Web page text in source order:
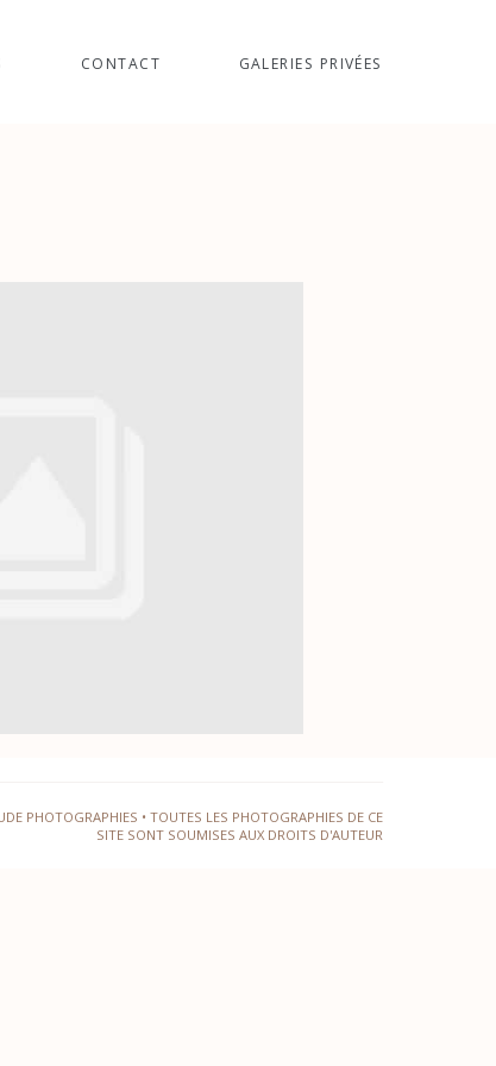
CONTACT GALERIES PRIVÉES
PHOTOGRAPHIES • TOUTES LES PHOTOGRAPHIES DE CE
SITE SONT SOUMISES AUX DROITS D'AUTEUR